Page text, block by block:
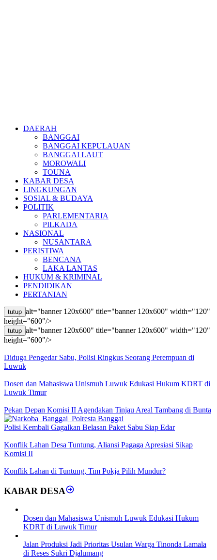
DAERAH
BANGGAI
BANGGAI KEPULAUAN
BANGGAI LAUT
MOROWALI
TOUNA
KABAR DESA
LINGKUNGAN
SOSIAL & BUDAYA
POLITIK
PARLEMENTARIA
PILKADA
NASIONAL
NUSANTARA
PERISTIWA
BENCANA
LAKA LANTAS
HUKUM & KRIMINAL
PENDIDIKAN
PERTANIAN
tutup alt="banner 120x600" title="banner 120x600" width="120"
height="600"/>
tutup alt="banner 120x600" title="banner 120x600" width="120"
height="600"/>
Diduga Pengedar Sabu, Polisi Ringkus Seorang Perempuan di
Luwuk
Dosen dan Mahasiswa Unismuh Luwuk Edukasi Hukum KDRT di
Luwuk Timur
Pekan Depan Komisi II Agendakan Tinjau Areal Tambang di Bunta
Polisi Kembali Gagalkan Belasan Paket Sabu Siap Edar
Konflik Lahan Desa Tuntung, Aliansi Pagaga Apresiasi Sikap
Komisi II
Konflik Lahan di Tuntung, Tim Pokja Pilih Mundur?
KABAR DESA
Dosen dan Mahasiswa Unismuh Luwuk Edukasi Hukum
KDRT di Luwuk Timur
Jalan Produksi Jadi Prioritas Usulan Warga Tinonda Lamala
di Reses Sukri Djalumang